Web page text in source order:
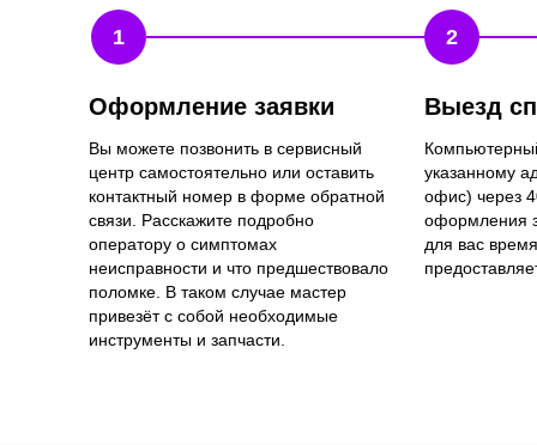
Вы можете позвонить в сервисный
центр самостоятельно или оставить
контактный номер в форме обратной
связи. Расскажите подробно
оператору о симптомах
неисправности и что предшествовало
поломке. В таком случае мастер
привезёт с собой необходимые
инструменты и запчасти.
указанному
офис) через
оформления
для вас
Оформление заявки Выезд
1 2